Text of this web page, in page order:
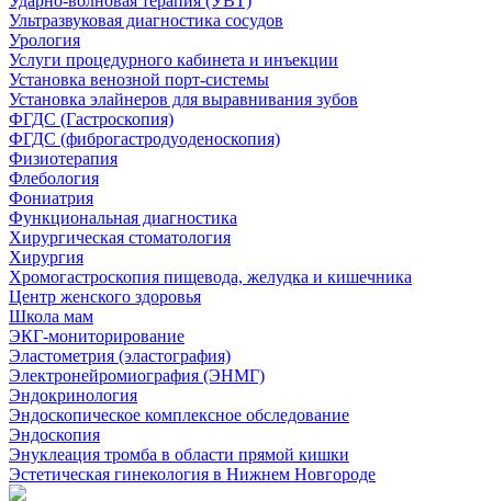
Ультразвуковая диагностика сосудов
Урология
Услуги процедурного кабинета и инъекции
Установка венозной порт-системы
Установка элайнеров для выравнивания зубов
ФГДС (Гастроскопия)
ФГДС (фиброгастродуоденоскопия)
Физиотерапия
Флебология
Фониатрия
Функциональная диагностика
Хирургическая стоматология
Хирургия
Хромогастроскопия пищевода, желудка и кишечника
Центр женского здоровья
Школа мам
ЭКГ-мониторирование
Эластометрия (эластография)
Электронейромиография (ЭНМГ)
Эндокринология
Эндоскопическое комплексное обследование
Эндоскопия
Энуклеация тромба в области прямой кишки
Эстетическая гинекология в Нижнем Новгороде